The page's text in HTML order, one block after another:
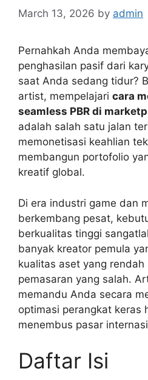
March 13, 2026 by admin
Pernahkah Anda
penghasilan pasif dari
saat Anda sedang tidur?
artist, mempelajari cara
seamless PBR di
adalah salah satu jalan
memonetisasi keahlian
membangun portofolio
kreatif global.
Di era industri game dan
berkembang pesat,
berkualitas tinggi
banyak kreator pemula
kualitas aset yang
pemasaran yang salah.
memandu Anda secara
optimasi perangkat keras
menembus pasar
Daftar Isi